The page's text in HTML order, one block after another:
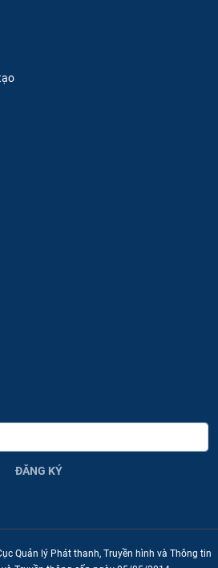
ĐĂNG KÝ
Quản lý Phát thanh, Truyền hình và Thông tin